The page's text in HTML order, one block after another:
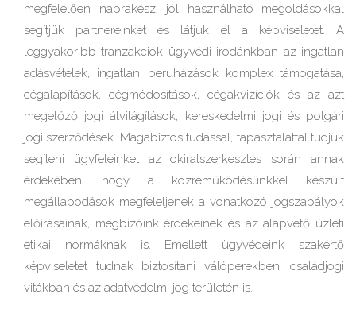
megfelelően naprakész, jól használható megoldásokkal
segítjük partnereinket és látjuk el a képviseletet. A
leggyakoribb tranzakciók ügyvédi irodánkban az ingatlan
adásvételek, ingatlan beruházások komplex támogatása,
cégalapítások, cégmódosítások, cégakvizíciók és az azt
megelőző jogi átvilágítások, kereskedelmi jogi és polgári
jogi szerződések. Magabiztos tudással, tapasztalattal tudjuk
segíteni ügyfeleinket az okiratszerkesztés során annak
érdekében, hogy a közreműködésünkkel készült
megállapodások megfeleljenek a vonatkozó jogszabályok
előírásainak, megbízóink érdekeinek és az alapvető üzleti
etikai normáknak is. Emellett ügyvédeink szakértő
képviseletet tudnak biztosítani válóperekben, családjogi
vitákban és az adatvédelmi jog területén is.